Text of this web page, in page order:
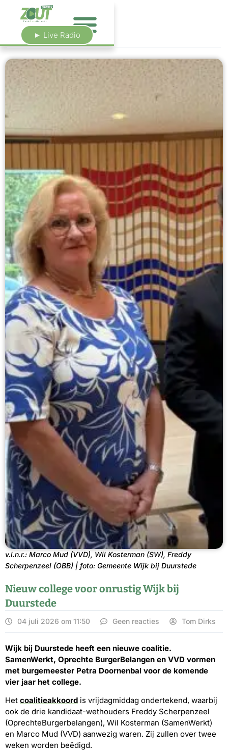
► Live Radio
v.l.n.r.: Marco Mud (VVD), Wil Kosterman (SW), Freddy
Scherpenzeel (OBB) | foto: Gemeente Wijk bij Duurstede
Nieuw college voor onrustig Wijk bij
Duurstede
04 juli 2026 om 11:50 Geen reacties Tom Dirks
Wijk bij Duurstede heeft een nieuwe coalitie.
SamenWerkt, Oprechte BurgerBelangen en VVD vormen
met burgemeester Petra Doornenbal voor de komende
vier jaar het college.
Het coalitieakkoord is vrijdagmiddag ondertekend, waarbij
ook de drie kandidaat-wethouders Freddy Scherpenzeel
(OprechteBurgerbelangen), Wil Kosterman (SamenWerkt)
en Marco Mud (VVD) aanwezig waren. Zij zullen over twee
weken worden beëdigd.